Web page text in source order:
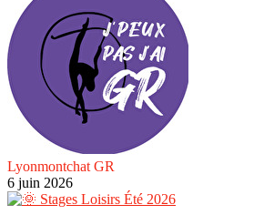
Lyonmontchat GR
6 juin 2026